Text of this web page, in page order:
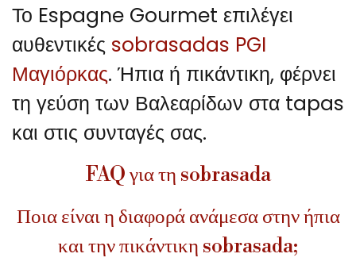
Το Espagne Gourmet επιλέγει
αυθεντικές sobrasadas PGI
Μαγιόρκας. Ήπια ή πικάντικη, φέρνει
τη γεύση των Βαλεαρίδων στα tapas
και στις συνταγές σας.
FAQ για τη sobrasada
Ποια είναι η διαφορά ανάμεσα στην ήπια
και την πικάντικη sobrasada;